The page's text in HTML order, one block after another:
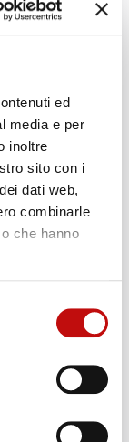
ed
media e per
inoltre
sito con i
dati web,
combinarle
che hanno
DI
DEL